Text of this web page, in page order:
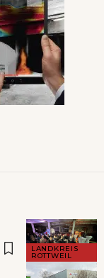
LANDKREIS
ROTTWEIL